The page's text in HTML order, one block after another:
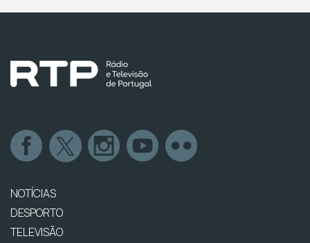
NOTÍCIAS
DESPORTO
TELEVISÃO